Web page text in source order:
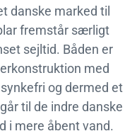
danske marked til
fremstår særligt
sejltid. Båden er
med
og dermed et
til de indre danske
i mere åbent vand.